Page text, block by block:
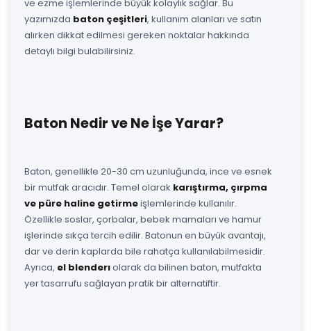
ve ezme işlemlerinde büyük kolaylık sağlar. Bu
yazımızda baton çeşitleri, kullanım alanları ve satın
alırken dikkat edilmesi gereken noktalar hakkında
detaylı bilgi bulabilirsiniz.
Baton Nedir ve Ne İşe Yarar?
Baton, genellikle 20-30 cm uzunluğunda, ince ve esnek
bir mutfak aracıdır. Temel olarak karıştırma, çırpma
ve püre haline getirmeişlemlerinde kullanılır.
Özellikle soslar, çorbalar, bebek mamaları ve hamur
işlerinde sıkça tercih edilir. Batonun en büyük avantajı,
dar ve derin kaplarda bile rahatça kullanılabilmesidir.
Ayrıca, el blenderıolarak da bilinen baton, mutfakta
yer tasarrufu sağlayan pratik bir alternatiftir.